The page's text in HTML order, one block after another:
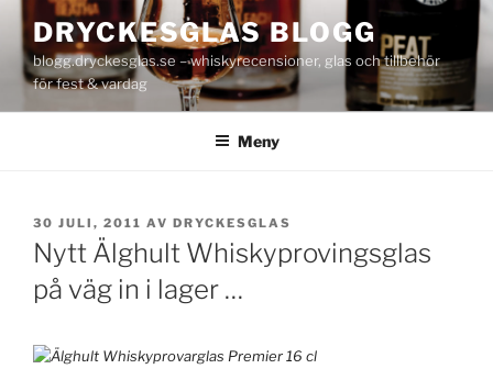
innehåll
DRYCKESGLAS BLOGG
blogg.dryckesglas.se – whiskyrecensioner, glas och tillbehör
för fest & vardag
Meny
PUBLICERAT
30 JULI, 2011 AV DRYCKESGLAS
Nytt Älghult Whiskyprovingsglas
på väg in i lager …